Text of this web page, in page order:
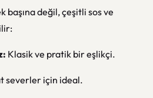
başına değil, çeşitli sos ve
Klasik ve pratik bir eşlikçi.
severler için ideal.